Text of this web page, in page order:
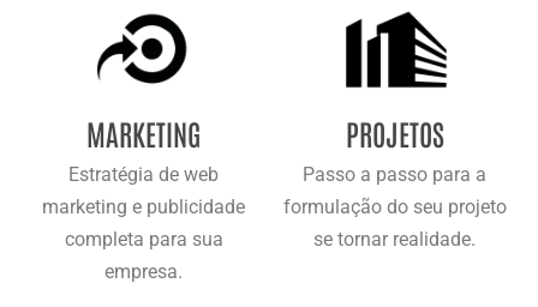
MARKETING
Estratégia de web
marketing e publicidade
completa para sua
empresa.
PROJETOS
Passo a passo para a
formulação do seu projeto
se tornar realidade.